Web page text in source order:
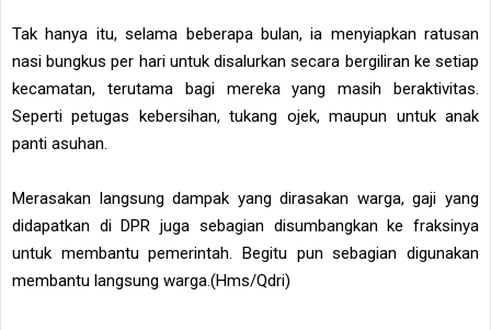
Tak hanya itu, selama beberapa bulan, ia menyiapkan ratusan
nasi bungkus per hari untuk disalurkan secara bergiliran ke setiap
kecamatan, terutama bagi mereka yang masih beraktivitas.
Seperti petugas kebersihan, tukang ojek, maupun untuk anak
panti asuhan.
Merasakan langsung dampak yang dirasakan warga, gaji yang
didapatkan di DPR juga sebagian disumbangkan ke fraksinya
untuk membantu pemerintah. Begitu pun sebagian digunakan
membantu langsung warga.(Hms/Qdri)